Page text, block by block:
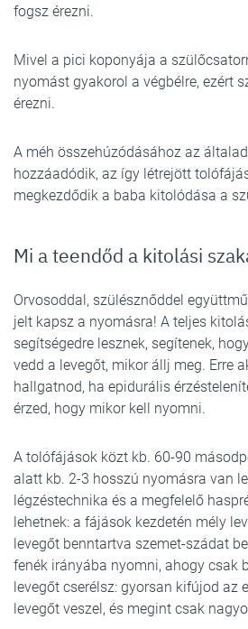
fogsz érezni.
Mivel a pici koponyája a
nyomást gyakorol a végbélre, ezért
érezni.
A méh összehúzódásához az
hozzáadódik, az így létrejött
megkezdődik a baba kitolódása a
Mi a teendőd a kitolási
Orvosoddal, szülésznőddel
jelt kapsz a nyomásra! A teljes
segítségedre lesznek, segítenek,
vedd a levegőt, mikor állj meg. Erre
hallgatnod, ha epidurális
érzed, hogy mikor kell nyomni.
A tolófájások közt kb. 60-90
alatt kb. 2-3 hosszú nyomásra van
légzéstechnika és a megfelelő
lehetnek: a fájások kezdetén mély
levegőt benntartva szemet-szádat
fenék irányába nyomni, ahogy csak
levegőt cserélsz: gyorsan kifújod az
levegőt veszel, és megint csak